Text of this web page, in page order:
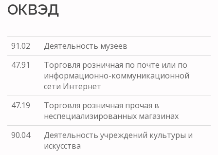
ОКВЭД
91.02
Деятельность музеев
47.91
Торговля розничная по почте или по
информационно-коммуникационной
сети Интернет
47.19
Торговля розничная прочая в
неспециализированных магазинах
90.04
Деятельность учреждений культуры и
искусства